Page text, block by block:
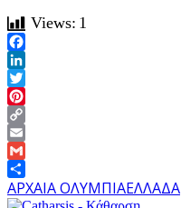
Views: 1
Facebook
LinkedIn
Twitter
Pinterest
Copy
Link
Email
Gmail
Share
ΑΡΧΑΙΑ ΟΛΥΜΠΙΑΕΛΛΑΔΑ